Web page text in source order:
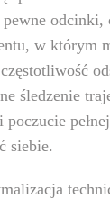
odcinki,
w którym
śledzenie
poczucie
siebie.